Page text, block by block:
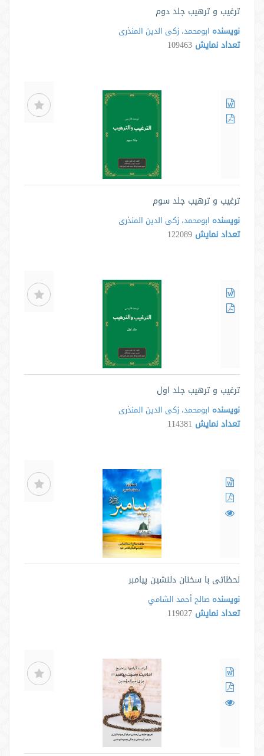
ترغیب و ترهیب جلد دوم
نویسنده ابومحمد، زکی الدین المنذری
تعداد نمایش 109463
ترغیب و ترهیب جلد سوم
نویسنده ابومحمد، زکی الدین المنذری
تعداد نمایش 122089
ترغیب و ترهیب جلد اول
نویسنده ابومحمد، زکی الدین المنذری
تعداد نمایش 114381
لحظاتی با سخنان دلنشین پیامبر
نویسنده صالح أحمد الشامي
تعداد نمایش 119027